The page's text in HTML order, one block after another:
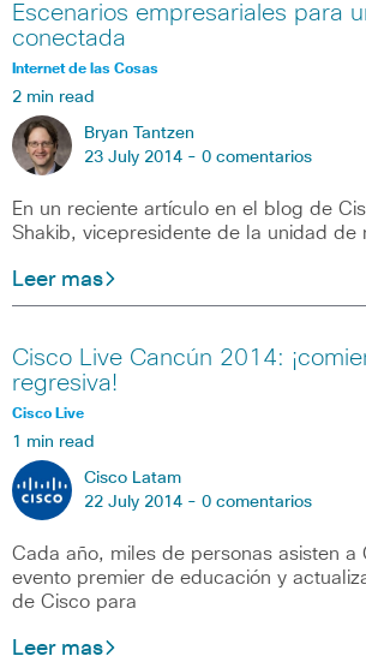
Escenarios empresariales para
conectada
Internet de las Cosas
2 min read
Bryan Tantzen
23 July 2014 - 0 comentarios
En un reciente artículo en el blog de
Shakib, vicepresidente de la unidad de
Leer mas
Cisco Live Cancún 2014:
regresiva!
Cisco Live
1 min read
Cisco Latam
22 July 2014 - 0 comentarios
Cada año, miles de personas asisten a
evento premier de educación y
de Cisco para
Leer mas